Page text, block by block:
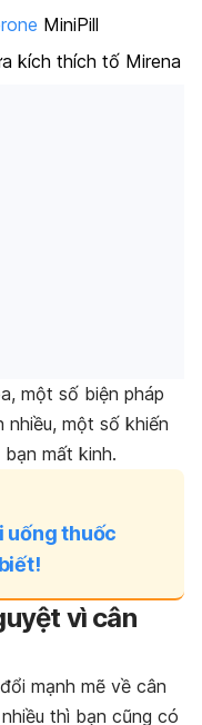
MiniPill
kích thích tố Mirena
một số biện pháp
một số khiến
mất kinh.
uống thuốc
vì cân
mạnh mẽ về cân
thì bạn cũng có